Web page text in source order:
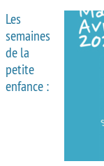
Les
semaines
de la
petite
enfance :